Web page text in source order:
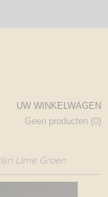
UW WINKELWAGEN
Geen producten (0)
Lime Groen